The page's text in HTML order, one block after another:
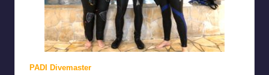
PADI Divemaster